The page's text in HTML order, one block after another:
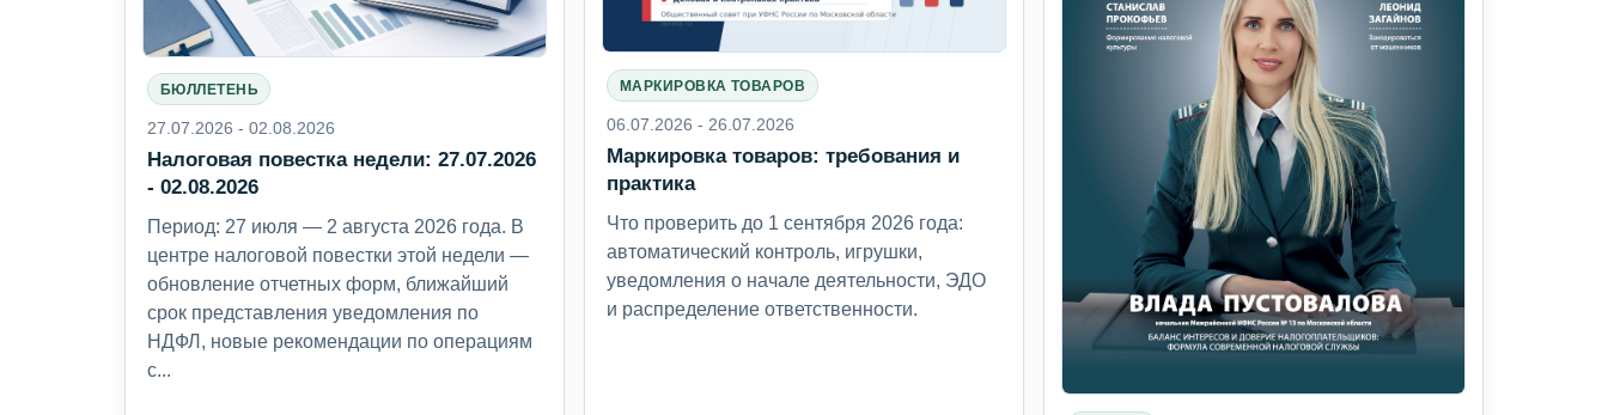
БЮЛЛЕТЕНЬ
27.07.2026 - 02.08.2026
Налоговая повестка недели: 27.07.2026
- 02.08.2026
Период: 27 июля — 2 августа 2026 года. В
центре налоговой повестки этой недели —
обновление отчетных форм, ближайший
срок представления уведомления по
НДФЛ, новые рекомендации по операциям
с...
МАРКИРОВКА ТОВАРОВ
06.07.2026 - 26.07.2026
Маркировка товаров: требования и
практика
Что проверить до 1 сентября 2026 года:
автоматический контроль, игрушки,
уведомления о начале деятельности, ЭДО
и распределение ответственности.